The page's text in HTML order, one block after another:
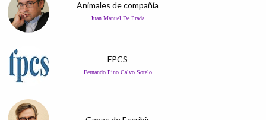
Animales de compañía
Juan Manuel De Prada
FPCS
Fernando Pino Calvo Sotelo